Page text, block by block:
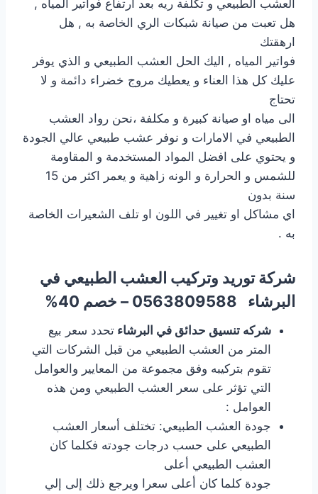
العشب الطبيعي و تكلفة ريه بعد ارتفاع فواتير المياه ,
هل تعبت من صيانة شبكات الري الخاصة به , هل
ارهقتك
فواتير المياه , اليك الحل العشب الطبيعي و الذي يوفر
عليك كل هذا العناء و يعطيك مروج خضراء دائمة و لا
تحتاج
الى مياه او صيانة كبيرة و مكلفة ،نحن رواد العشب
الطبيعي في الامارات و نوفر عشب طبيعي عالي الجودة
و يحتوي على افضل المواد المستخدمة و المقاومة
للشمس و الحرارة و الونه زاهية و يعمر اكثر من 15
سنة بدون
اي مشاكل او تغيير في اللون او تلف الشعيرات الخاصة
به .
شركة توريد وتركيب العشب الطبيعي في
البرشاء
شركه تنسيق حدائق في البرشاء تحدد سعر بيع
المتر من العشب الطبيعي من قبل الشركات التي
تقوم بتركيبه وفق مجموعة من المعايير والعوامل
التي تؤثر على سعر العشب الطبيعي ومن هذه
العوامل :
جودة العشب الطبيعي: تختلف أسعار العشب
الطبيعي على حسب درجات جودته فكلما كان
العشب الطبيعي أعلى
جودة كلما كان أعلى سعرا ويرجع ذلك إلى إلي